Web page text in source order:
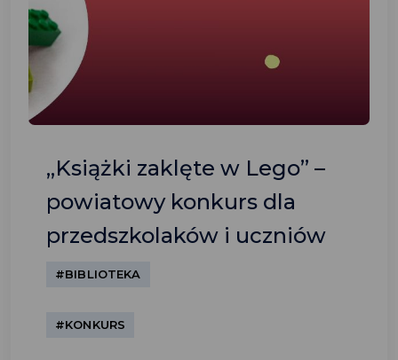
„Książki zaklęte w Lego” –
powiatowy konkurs dla
przedszkolaków i uczniów
#BIBLIOTEKA
#KONKURS